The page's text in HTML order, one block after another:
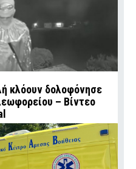
κλόουν δολοφόνησε
– Βίντεο